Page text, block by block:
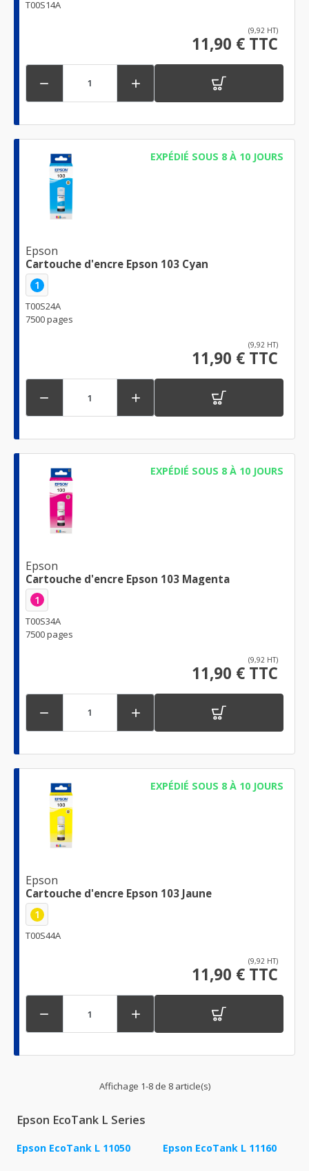
T00S14A
(9,92 HT)
11,90 € TTC
 
EXPÉDIÉ SOUS 8 À 10 JOURS
Epson
Cartouche d'encre Epson 103 Cyan
1
T00S24A
7500 pages
(9,92 HT)
11,90 € TTC
 
EXPÉDIÉ SOUS 8 À 10 JOURS
Epson
Cartouche d'encre Epson 103 Magenta
1
T00S34A
7500 pages
(9,92 HT)
11,90 € TTC
 
EXPÉDIÉ SOUS 8 À 10 JOURS
Epson
Cartouche d'encre Epson 103 Jaune
1
T00S44A
(9,92 HT)
11,90 € TTC
 
Affichage 1-8 de 8 article(s)
Epson EcoTank L Series
Epson EcoTank L 11050 Epson EcoTank L 11160